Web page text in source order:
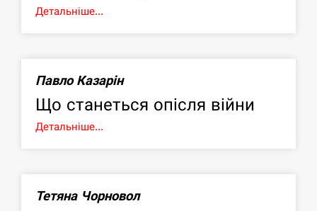
Детальніше...
Павло Казарін
Що станеться опісля війни
Детальніше...
Тетяна Чорновол